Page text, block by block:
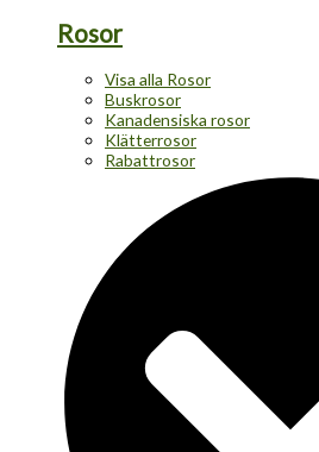
Rosor
Visa alla Rosor
Buskrosor
Kanadensiska rosor
Klätterrosor
Rabattrosor